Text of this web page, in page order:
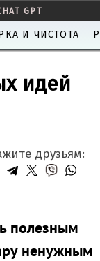
GPT
И ЧИСТОТА
идей
друзьям:
полезным
ненужным